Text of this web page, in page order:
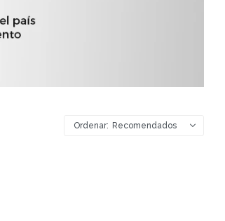
Recomendados